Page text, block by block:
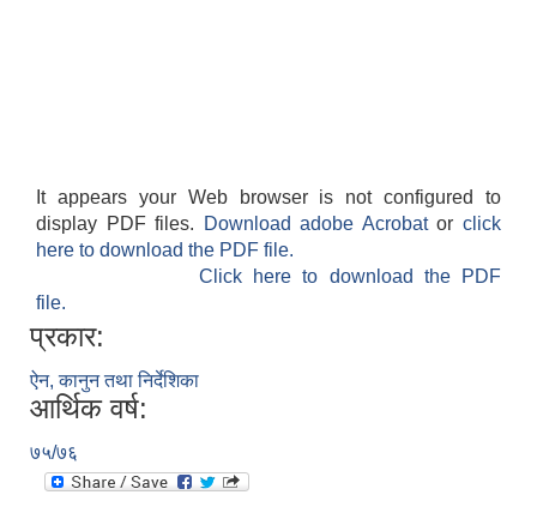
It appears your Web browser is not configured to
display PDF files.
Download adobe Acrobatorclick
here to download the PDF file.
Click here to download the PDF
file.
प्रकार:
ऐन, कानुन तथा निर्देशिका
आर्थिक वर्ष:
७५/७६